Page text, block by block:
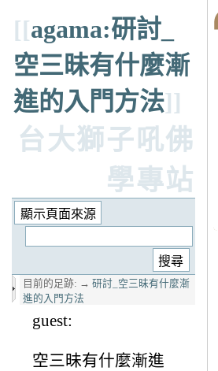
[[agama:研討_
空三昧有什麼漸
進的入門方法]]
台大獅子吼佛
學專站
目前的足跡: → 研討_空三昧有什麼漸
進的入門方法
guest:
空三昧有什麼漸進